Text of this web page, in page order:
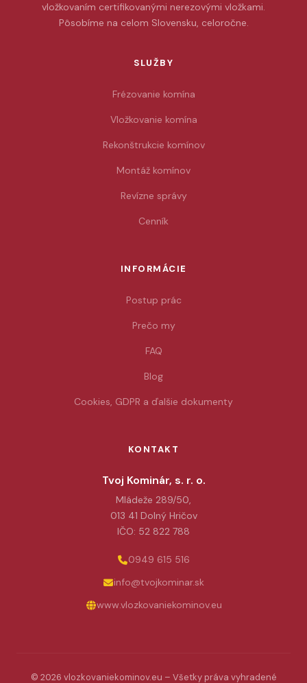
vložkovaním certifikovanými nerezovými vložkami.
Pôsobíme na celom Slovensku, celoročne.
SLUŽBY
Frézovanie komína
Vložkovanie komína
Rekonštrukcie komínov
Montáž komínov
Revízne správy
Cenník
INFORMÁCIE
Postup prác
Prečo my
FAQ
Blog
Cookies, GDPR a ďalšie dokumenty
KONTAKT
Tvoj Kominár, s. r. o.
Mládeže 289/50,
013 41 Dolný Hričov
IČO: 52 822 788
0949 615 516
info@tvojkominar.sk
www.vlozkovaniekominov.eu
© 2026 vlozkovaniekominov.eu – Všetky práva vyhradené